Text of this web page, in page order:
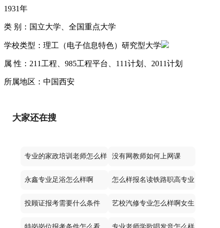
1931年
类 别：国立大学、全国重点大学
学校类型：理工（电子信息特色）研究型大学
属 性：211工程、985工程平台、111计划、2011计划
所属地区：中国西安
大家还在搜
专业的家政培训老师怎么样 没有网教师如何上网课
永鑫专业足浴怎么样啊 怎么样报名读铁路职高专业
投顾证报考需要什么条件 艺校汽修专业怎么样啊女生